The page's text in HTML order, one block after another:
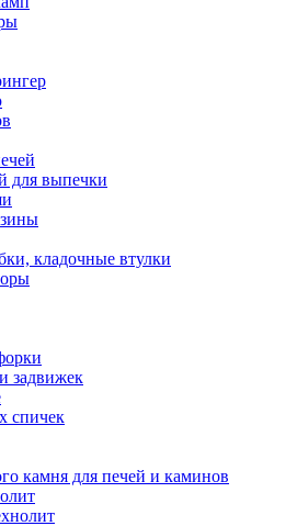
для выпечки
кладочные втулки
задвижек
спичек
камня для печей и каминов